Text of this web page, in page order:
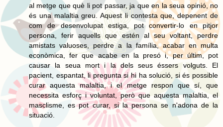
al metge que què li pot passar, ja que en la seua opinió, no
és una malaltia greu. Aquest li contesta que, depenent de
com de desenvolupat estiga, pot convertir-lo en pitjor
persona, ferir aquells que estén al seu voltant, perdre
amistats valuoses, perdre a la família, acabar en multa
econòmica, fer que acabe en la presó i, per últim, pot
causar la seua mort i la dels seus éssers volguts. El
pacient, espantat, li pregunta si hi ha solució, si és possible
curar aquesta malaltia, i el metge respon que sí, que
necessita esforç i voluntat, però que aquesta malaltia, el
masclisme, es pot curar, si la persona se n'adona de la
situació.